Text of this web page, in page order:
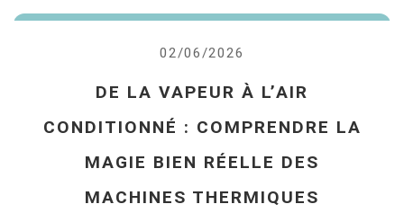
02/06/2026
DE LA VAPEUR À L’AIR
CONDITIONNÉ : COMPRENDRE LA
MAGIE BIEN RÉELLE DES
MACHINES THERMIQUES